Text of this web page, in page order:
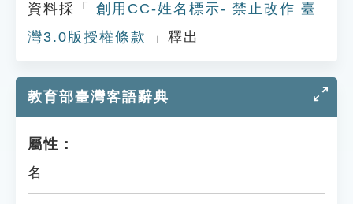
資料採「
創用CC-姓名標示- 禁止改作 臺
灣3.0版授權條款
」釋出
教育部臺灣客語辭典
屬性：
名